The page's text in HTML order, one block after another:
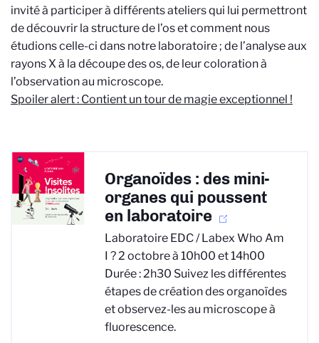
invité à participer à différents ateliers qui lui permettront
de découvrir la structure de l’os et comment nous
étudions celle-ci dans notre laboratoire ; de l’analyse aux
rayons X à la découpe des os, de leur coloration à
l’observation au microscope.
Spoiler alert : Contient un tour de magie exceptionnel !
Organoïdes : des mini-
organes qui poussent
en laboratoire
Laboratoire EDC / Labex Who Am
I ? 2 octobre à 10h00 et 14h00
Durée : 2h30 Suivez les différentes
étapes de création des organoïdes
et observez-les au microscope à
fluorescence.